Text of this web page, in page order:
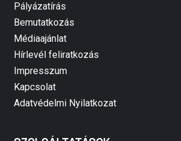
Pályázatírás
Bemutatkozás
Médiaajánlat
Hírlevél feliratkozás
Impresszum
Kapcsolat
Adatvédelmi Nyilatkozat